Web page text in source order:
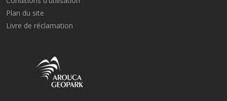
Plan du site
Livre de réclamation